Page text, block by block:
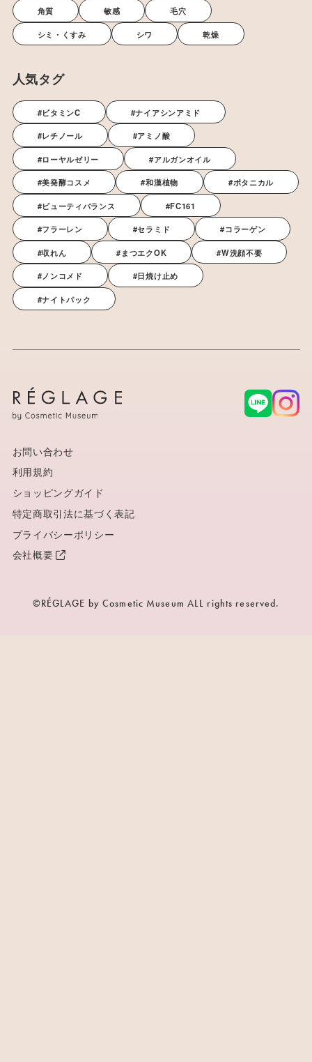
角質 敏感 毛穴
シミ・くすみ シワ 乾燥
人気タグ
#ビタミンC #ナイアシンアミド
#レチノール #アミノ酸
#ローヤルゼリー #アルガンオイル
#美発酵コスメ #和漢植物 #ボタニカル
#ビューティバランス #FC161
#フラーレン #セラミド #コラーゲン
#収れん #まつエクOK #W洗顔不要
#ノンコメド #日焼け止め
#ナイトパック
お問い合わせ
利用規約
ショッピングガイド
特定商取引法に基づく表記
プライバシーポリシー
会社概要
©RÉGLAGE by Cosmetic Museum ALL rights reserved.